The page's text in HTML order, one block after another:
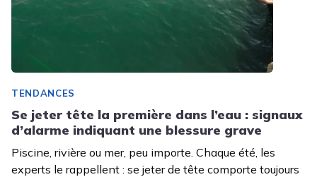
TENDANCES
Se jeter tête la première dans l’eau : signaux
d’alarme indiquant une blessure grave
Piscine, rivière ou mer, peu importe. Chaque été, les
experts le rappellent : se jeter de tête comporte toujours